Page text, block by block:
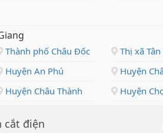
Thành phố Châu Đốc Thị xã Tân
Huyện An Phú
Huyện
Huyện Châu Thành Huyện
cắt điện